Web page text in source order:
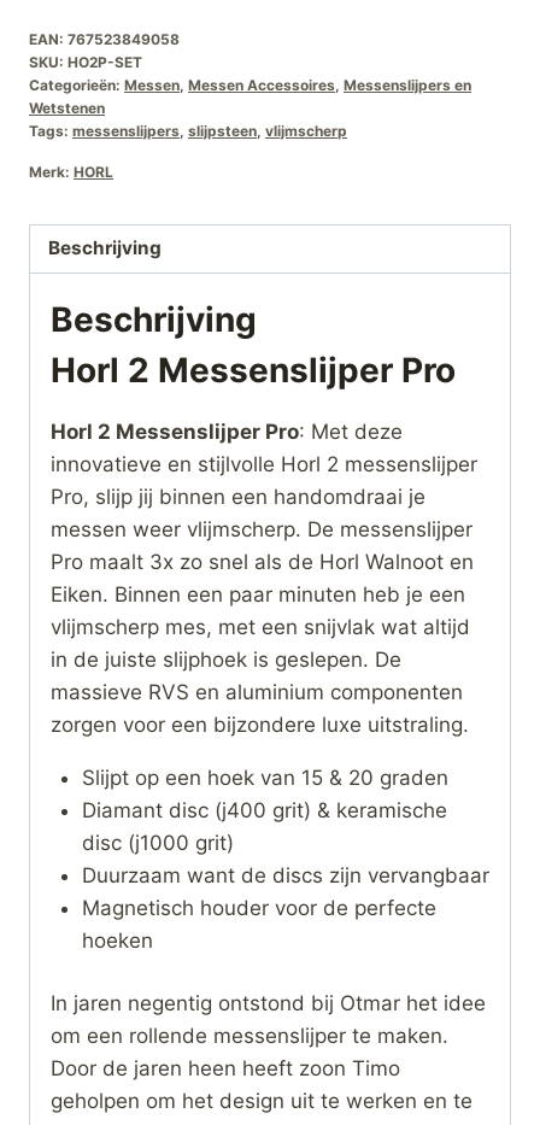
€349,00.
EAN: 767523849058
SKU: HO2P-SET
Categorieën: Messen, Messen Accessoires, Messenslijpers en
Wetstenen
Tags: messenslijpers, slijpsteen, vlijmscherp
Merk: HORL
Beschrijving
Beschrijving
Horl 2 Messenslijper Pro
Horl 2 Messenslijper Pro: Met deze
innovatieve en stijlvolle Horl 2 messenslijper
Pro, slijp jij binnen een handomdraai je
messen weer vlijmscherp. De messenslijper
Pro maalt 3x zo snel als de Horl Walnoot en
Eiken. Binnen een paar minuten heb je een
vlijmscherp mes, met een snijvlak wat altijd
in de juiste slijphoek is geslepen. De
massieve RVS en aluminium componenten
zorgen voor een bijzondere luxe uitstraling.
Slijpt op een hoek van 15 & 20 graden
Diamant disc (j400 grit) & keramische
disc (j1000 grit)
Duurzaam want de discs zijn vervangbaar
Magnetisch houder voor de perfecte
hoeken
In jaren negentig ontstond bij Otmar het idee
om een rollende messenslijper te maken.
Door de jaren heen heeft zoon Timo
geholpen om het design uit te werken en te